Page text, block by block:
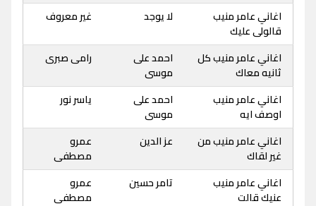
اغاني عامر منيب
قالولى عليك
لا يوجد غير معروف
اغاني عامر منيب كل
ثانيه معاك
احمد على
موسى
رامى صبرى
اغاني عامر منيب
اوصف ايه
احمد على
موسى
ياسر نور
اغاني عامر منيب من
غير لقاك
عز الدين
عمرو
مصطفى
اغاني عامر منيب
عنيك قالت
تامر حسين
عمرو
مصطفى